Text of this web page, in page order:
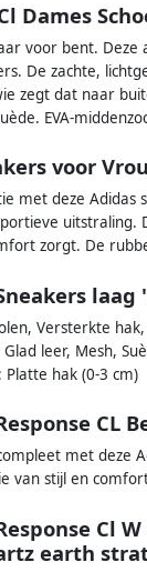
Dames
voor bent. Deze
De zachte,
zegt dat naar
EVA-
voor
met deze
uitstraling.
zorgt. De
laag
Versterkte
leer, Mesh,
Platte hak (0-3 cm)
CL
met deze
van stijl en
Cl
earth